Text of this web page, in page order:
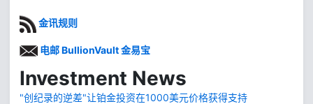
金讯规则
电邮 BullionVault 金易宝
Investment News
"创纪录的逆差"让铂金投资在1000美元价格获得支持